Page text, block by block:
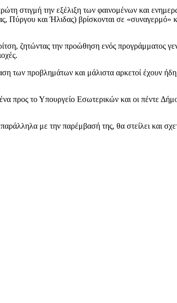
την εξέλιξη των φαινομένων και
και Ήλιδας) βρίσκονται σε «συναγερμό»
ζητώντας την προώθηση ενός προγράμματος
των προβλημάτων και μάλιστα αρκετοί έχουν ήδη
προς το Υπουργείο Εσωτερικών και οι πέντε
με την παρέμβασή της, θα στείλει και